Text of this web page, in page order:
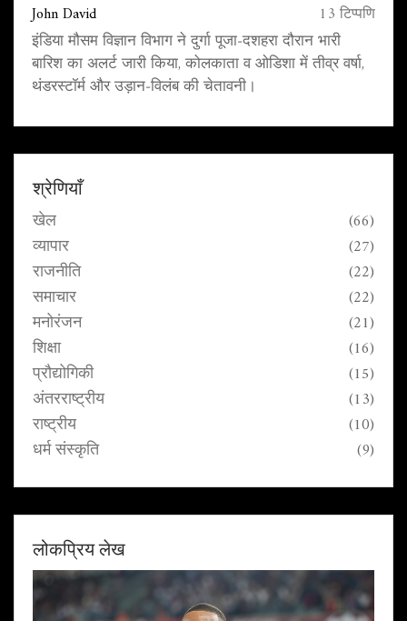
John David 13 टिप्पणि
इंडिया मौसम विज्ञान विभाग ने दुर्गा पूजा‑दशहरा दौरान भारी
बारिश का अलर्ट जारी किया, कोलकाता व ओडिशा में तीव्र वर्षा,
थंडरस्टॉर्म और उड़ान‑विलंब की चेतावनी।
श्रेणियाँ
खेल (66)
व्यापार (27)
राजनीति (22)
समाचार (22)
मनोरंजन (21)
शिक्षा (16)
प्रौद्योगिकी (15)
अंतरराष्ट्रीय (13)
राष्ट्रीय (10)
धर्म संस्कृति (9)
लोकप्रिय लेख